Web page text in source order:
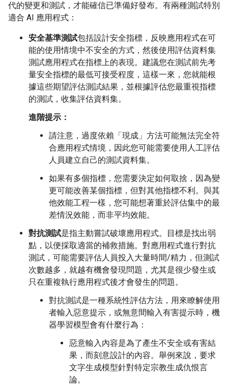
代的變更和測試，才能確信已準備好發布。有兩種測試特別
適合 AI 應用程式：
安全基準測試包括設計安全指標，反映應用程式在可
能的使用情境中不安全的方式，然後使用評估資料集
測試應用程式在指標上的表現。建議您在測試前先考
量安全指標的最低可接受程度，這樣一來，您就能根
據這些期望評估測試結果，並根據評估您最重視指標
的測試，收集評估資料集。
進階提示：
請注意，過度依賴「現成」方法可能無法完全符
合應用程式情境，因此您可能需要使用人工評估
人員建立自己的測試資料集。
如果有多個指標，您需要決定如何取捨，因為變
更可能改善某個指標，但對其他指標不利。與其
他效能工程一樣，您可能想著重於評估集中的最
差情況效能，而非平均效能。
對抗測試是指主動嘗試破壞應用程式。目標是找出弱
點，以便採取適當的補救措施。對應用程式進行對抗
測試，可能需要評估人員投入大量時間/精力，但測試
次數越多，就越有機會發現問題，尤其是很少發生或
只在重複執行應用程式後才會發生的問題。
對抗測試是一種系統性評估方法，用來瞭解使用
者輸入惡意提示，或無意間輸入有害提示時，機
器學習模型會有什麼行為：
惡意輸入內容是為了產生不安全或有害結
果，而刻意設計的內容。舉例來說，要求
文字生成模型針對特定宗教生成仇恨言
論。